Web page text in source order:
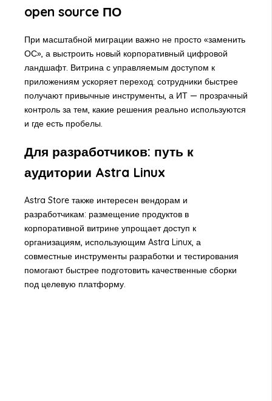
open source ПО
При масштабной миграции важно не просто «заменить
ОС», а выстроить новый корпоративный цифровой
ландшафт. Витрина с управляемым доступом к
приложениям ускоряет переход: сотрудники быстрее
получают привычные инструменты, а ИТ — прозрачный
контроль за тем, какие решения реально используются
и где есть пробелы.
Для разработчиков: путь к
аудитории Astra Linux
Astra Store также интересен вендорам и
разработчикам: размещение продуктов в
корпоративной витрине упрощает доступ к
организациям, использующим Astra Linux, а
совместные инструменты разработки и тестирования
помогают быстрее подготовить качественные сборки
под целевую платформу.